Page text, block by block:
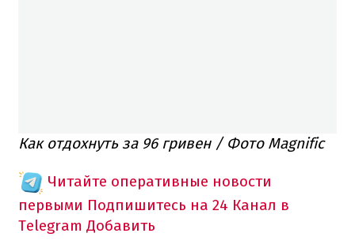
Как отдохнуть за 96 гривен / Фото Magnific
Читайте оперативные новости
первыми Подпишитесь на 24 Канал в
Telegram Добавить